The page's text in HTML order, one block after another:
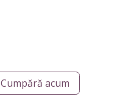
Cumpără acum